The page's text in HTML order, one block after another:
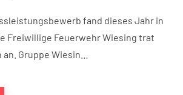
fand dieses Jahr in
Freiwillige Feuerwehr Wiesing trat
Gruppe Wiesin…